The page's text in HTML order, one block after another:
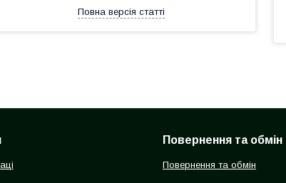
Повна версія статті
Повернення та обмін
Повернення та обмін